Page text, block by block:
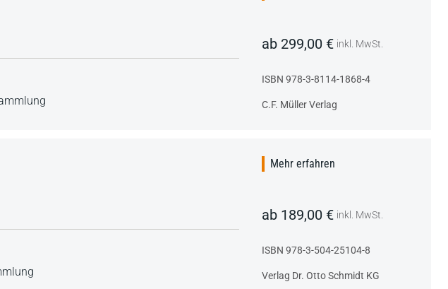
ab 299,00 € inkl. MwSt.
ISBN 978-3-8114-1868-4
C.F. Müller Verlag
Mehr erfahren
ab 189,00 € inkl. MwSt.
ISBN 978-3-504-25104-8
Verlag Dr. Otto Schmidt KG